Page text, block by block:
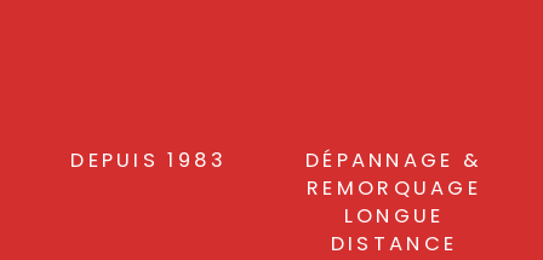
DEPUIS 1983
DÉPANNAGE &
REMORQUAGE
LONGUE
DISTANCE